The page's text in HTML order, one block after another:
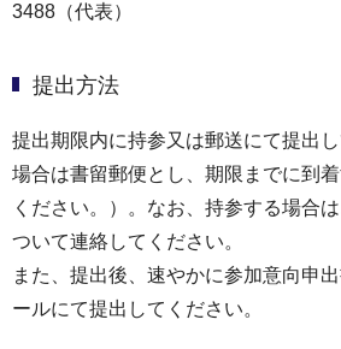
3488（代表）
提出方法
提出期限内に持参又は郵送にて提出
場合は書留郵便とし、期限までに到
ください。）。なお、持参する場合
ついて連絡してください。
また、提出後、速やかに参加意向申
ールにて提出してください。